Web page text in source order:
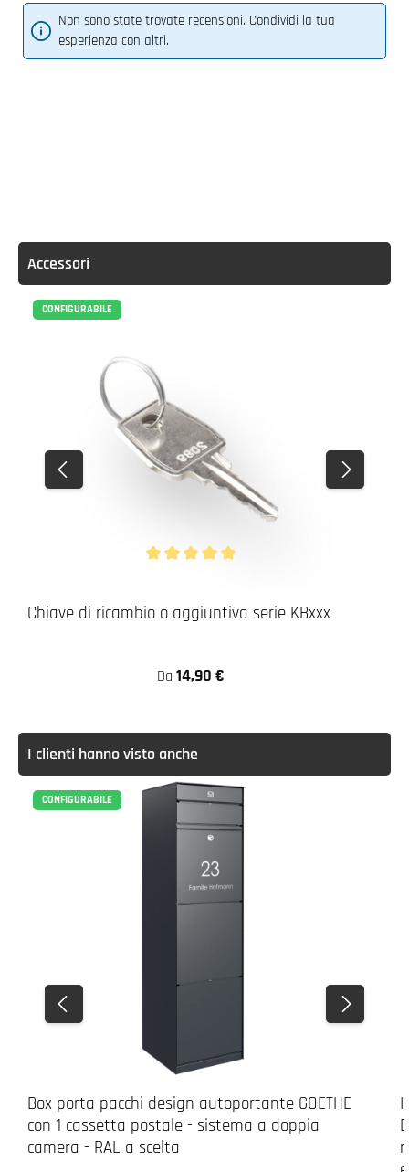
Non sono state trovate recensioni. Condividi la tua
esperienza con altri.
Accessori
CONFIGURABILE
Chiave di ricambio o aggiuntiva serie KBxxx
Da 14,90 €
I clienti hanno visto anche
CONFIGURABILE
Box porta pacchi design autoportante GOETHE
con 1 cassetta postale - sistema a doppia
camera - RAL a scelta